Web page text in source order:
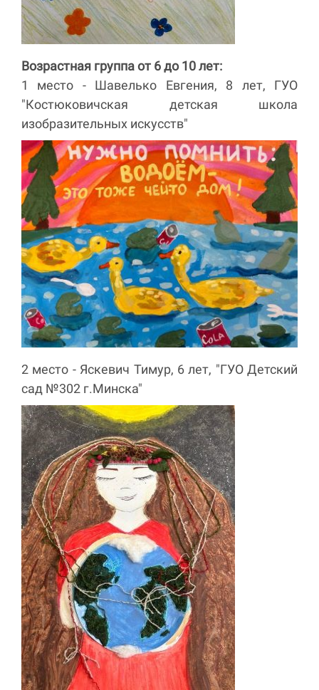
Возрастная группа от 6 до 10 лет:
1 место - Шавелько Евгения, 8 лет, ГУО
"Костюковичская детская школа
изобразительных искусств"
2 место - Яскевич Тимур, 6 лет, "ГУО Детский
сад №302 г.Минска"